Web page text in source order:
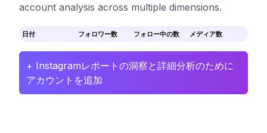
account analysis across multiple dimensions.
日付 フォロワー数 フォロー中の数 メディア数
+ Instagramレポートの洞察と詳細分析のために
アカウントを追加